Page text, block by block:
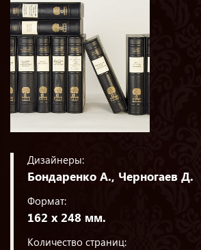
Дизайнеры:
Бондаренко А., Черногаев Д.
Формат:
162 х 248 мм.
Количество страниц: